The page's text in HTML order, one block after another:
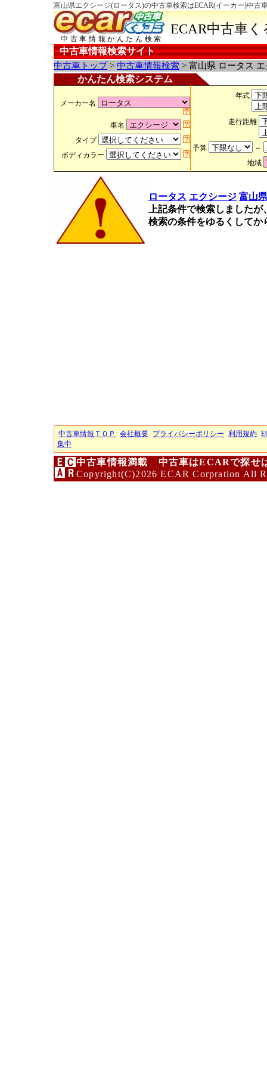
富山県エクシージ(ロータス)の中古車検索はECAR(イーカー)中古
中古車情報かんたん検索
ECAR中古車
中古車情報検索サイト
中古車トップ> 中古車情報検索 > 富山県 ロータス
かんたん検索システム
メーカー名
車名
タイプ
ボディカラー
年式
走行距離
予算
～
地域
ロータス エクシージ 富山県
上記条件で検索しました
検索の条件をゆるくして
中古車情報ＴＯＰ 会社概要 プライバシーポリシー 利用規約
集中
中古車情報満載 中古車はECARで探せ
Copyright(C)2026 ECAR Corpration All